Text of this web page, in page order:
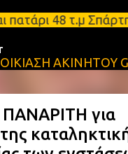
στο κύριο
Σπάρτη -
ΑΚΙΝΗΤΟΥ
για